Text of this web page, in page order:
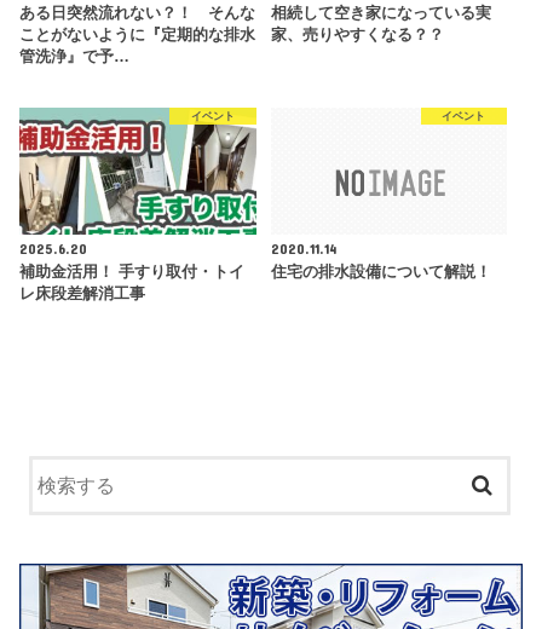
ある日突然流れない？！ そんな
ことがないように『定期的な排水
管洗浄』で予…
相続して空き家になっている実
家、売りやすくなる？？
イベント
2025.6.20
補助金活用！ 手すり取付・トイ
レ床段差解消工事
イベント
2020.11.14
住宅の排水設備について解説！